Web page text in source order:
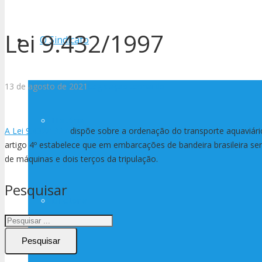
O Sindicato
Lei 9.432/1997
13 de agosto de 2021
A Lei 9.432/1997
dispõe sobre a ordenação do transporte
artigo 4º estabelece que em embarcações de bandeira brasileira
de máquinas e dois terços da tripulação.
Pesquisar
Pesquisar